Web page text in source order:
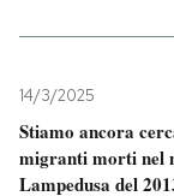
Mondo
Tecnologia
Internet
Scienza
14/3/2025
Stiamo ancora
migranti morti nel
Lampedusa del